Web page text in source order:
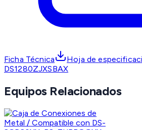
Ficha Técnica
Hoja de
DS1280ZJXSBAX
Equipos Relacionados